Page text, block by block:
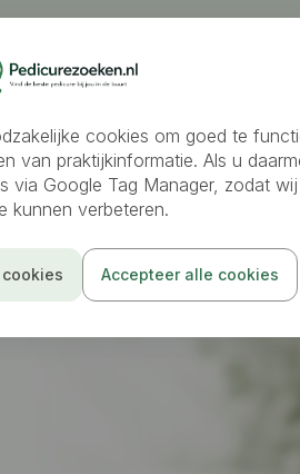
cookies om goed te
van praktijkinformatie. Als u
via Google Tag Manager, zodat
kunnen verbeteren.
Accepteer alle cookies